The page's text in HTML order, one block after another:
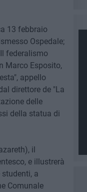
13 febbraio
Ospedale;
federalismo
Marco Esposito,
appello
direttore de "La
delle
della statua di
il
e illustrerà
a
Comunale